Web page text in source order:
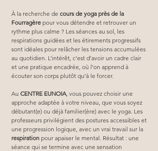
À la recherche de cours de yoga près de la
Fourragère pour vous détendre et retrouver un
rythme plus calme ? Les séances au sol, les
respirations guidées et les étirements progressifs
sont idéales pour relâcher les tensions accumulées
au quotidien. L’intérêt, c’est d’avoir un cadre clair
et une pratique encadrée, où l’on apprend à
écouter son corps plutôt qu’à le forcer.
Au CENTRE EUNOIA, vous pouvez choisir une
approche adaptée à votre niveau, que vous soyez
débutant(e) ou déjà familier(ère) avec le yoga. Les
professeurs privilégient des postures accessibles et
une progression logique, avec un vrai travail sur la
respiration pour apaiser le mental. Résultat : une
séance qui se termine avec une sensation